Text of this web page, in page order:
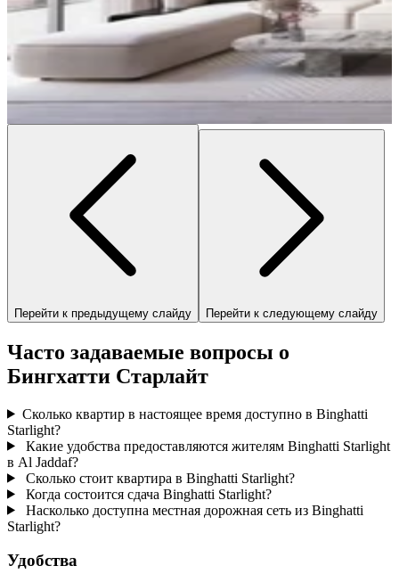
Перейти к предыдущему слайду Перейти к следующему слайду
Часто задаваемые вопросы о
Бингхатти Старлайт
Сколько квартир в настоящее время доступно в Binghatti
Starlight?
Какие удобства предоставляются жителям Binghatti Starlight
в Al Jaddaf?
Сколько стоит квартира в Binghatti Starlight?
Когда состоится сдача Binghatti Starlight?
Насколько доступна местная дорожная сеть из Binghatti
Starlight?
Удобства